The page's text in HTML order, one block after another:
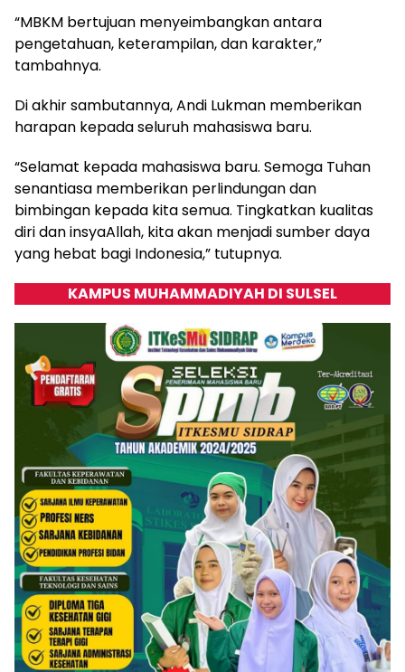
“MBKM bertujuan menyeimbangkan antara
pengetahuan, keterampilan, dan karakter,”
tambahnya.
Di akhir sambutannya, Andi Lukman memberikan
harapan kepada seluruh mahasiswa baru.
“Selamat kepada mahasiswa baru. Semoga Tuhan
senantiasa memberikan perlindungan dan
bimbingan kepada kita semua. Tingkatkan kualitas
diri dan insyaAllah, kita akan menjadi sumber daya
yang hebat bagi Indonesia,” tutupnya.
KAMPUS MUHAMMADIYAH DI SULSEL
Klik Banner UNISMUH MAKASSAR